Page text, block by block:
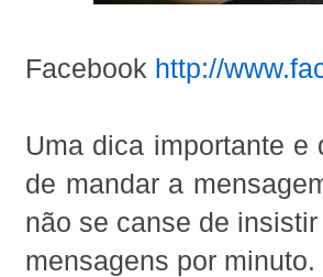
Facebook http://
Uma dica importante
de mandar a
não se canse de
mensagens por minuto.